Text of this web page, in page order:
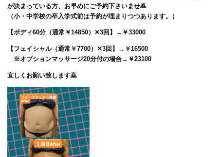
が決まっている方、お早めにご予約下さいませ🙇
（小・中学校の卒入学式前は予約が埋まりつつあります。）
【ボディ60分（通常￥14850）✕3回】→￥33000
【フェイシャル（通常￥7700）✕3回】→￥16500
※オプションマッサージ20分付の場合→￥23100
宜しくお願い致します🙇